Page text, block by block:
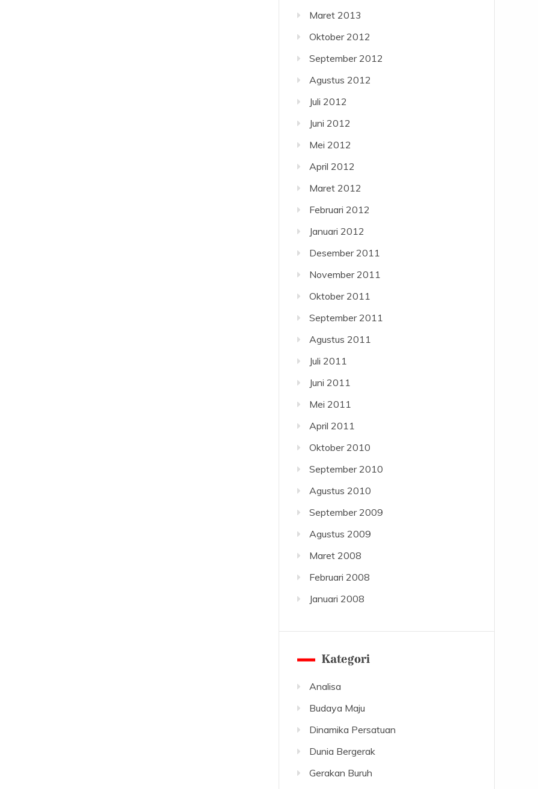
Maret 2013
Oktober 2012
September 2012
Agustus 2012
Juli 2012
Juni 2012
Mei 2012
April 2012
Maret 2012
Februari 2012
Januari 2012
Desember 2011
November 2011
Oktober 2011
September 2011
Agustus 2011
Juli 2011
Juni 2011
Mei 2011
April 2011
Oktober 2010
September 2010
Agustus 2010
September 2009
Agustus 2009
Maret 2008
Februari 2008
Januari 2008
Kategori
Analisa
Budaya Maju
Dinamika Persatuan
Dunia Bergerak
Gerakan Buruh